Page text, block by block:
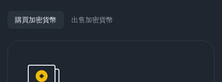
購買加密貨幣 出售加密貨幣